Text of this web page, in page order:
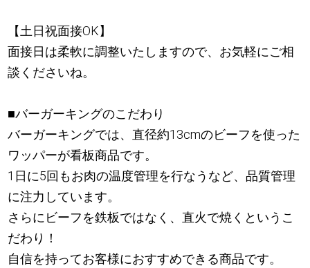
【土日祝面接OK】
面接日は柔軟に調整いたしますので、お気軽にご相
談くださいね。
■バーガーキングのこだわり
バーガーキングでは、直径約13cmのビーフを使った
ワッパーが看板商品です。
1日に5回もお肉の温度管理を行なうなど、品質管理
に注力しています。
さらにビーフを鉄板ではなく、直火で焼くというこ
だわり！
自信を持ってお客様におすすめできる商品です。